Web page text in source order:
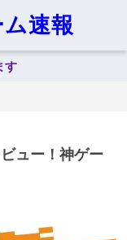
速報
す
ュー！神ゲー